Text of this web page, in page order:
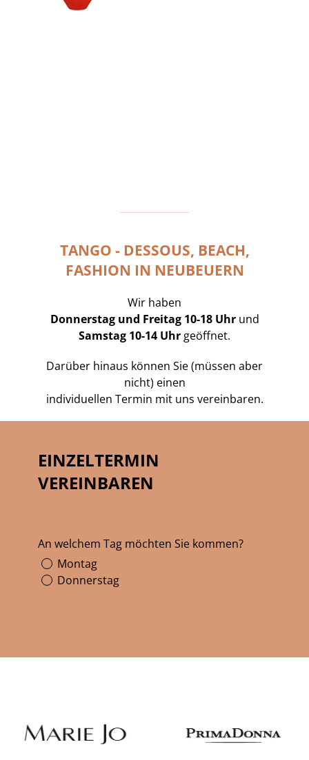
TANGO - DESSOUS, BEACH,
FASHION IN NEUBEUERN
Wir haben
Donnerstag und Freitag 10-18 Uhrund
Samstag 10-14 Uhr geöffnet.
Darüber hinaus können Sie (müssen aber
nicht) einen
individuellen Termin mit uns vereinbaren.
EINZELTERMIN
VEREINBAREN
An welchem Tag möchten Sie kommen?
Montag
Donnerstag